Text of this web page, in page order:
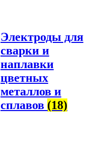
Электроды для
сварки и
наплавки
цветных
металлов и
сплавов (18)